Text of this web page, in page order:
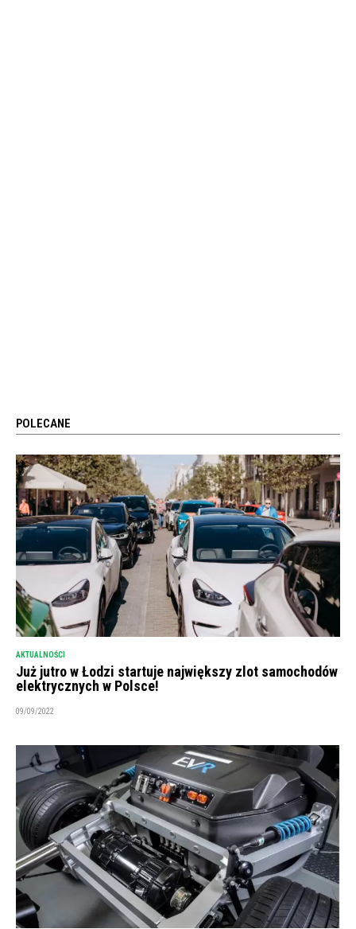
POLECANE
AKTUALNOŚCI
Już jutro w Łodzi startuje największy zlot samochodów
elektrycznych w Polsce!
09/09/2022